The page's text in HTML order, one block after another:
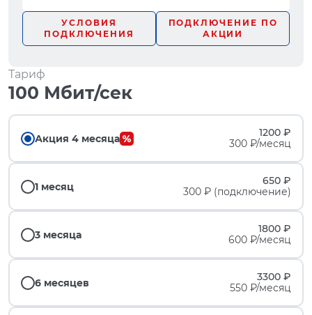
УСЛОВИЯ
ПОДКЛЮЧЕНИЯ
ПОДКЛЮЧЕНИЕ ПО
АКЦИИ
Тариф
100 Мбит/сек
Акция 4 месяца
1200 ₽
300 ₽/месяц
1 месяц
650 ₽
300 ₽ (подключение)
3 месяца
1800 ₽
600 ₽/месяц
6 месяцев
3300 ₽
550 ₽/месяц